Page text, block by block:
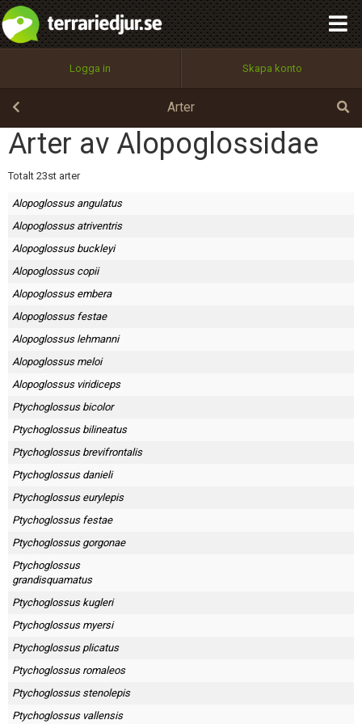
Logga in Skapa konto
Arter
Arter av Alopoglossidae
Totalt 23st arter
Alopoglossus angulatus
Alopoglossus atriventris
Alopoglossus buckleyi
Alopoglossus copii
Alopoglossus embera
Alopoglossus festae
Alopoglossus lehmanni
Alopoglossus meloi
Alopoglossus viridiceps
Ptychoglossus bicolor
Ptychoglossus bilineatus
Ptychoglossus brevifrontalis
Ptychoglossus danieli
Ptychoglossus eurylepis
Ptychoglossus festae
Ptychoglossus gorgonae
Ptychoglossus
grandisquamatus
Ptychoglossus kugleri
Ptychoglossus myersi
Ptychoglossus plicatus
Ptychoglossus romaleos
Ptychoglossus stenolepis
Ptychoglossus vallensis
Utför
100%
OK
integritetspolicy
Namn:
Epost:
Användarnamn:
Lösenord:
Terms of Service
Begär nytt lösenord
Tillbaka till förstasidan